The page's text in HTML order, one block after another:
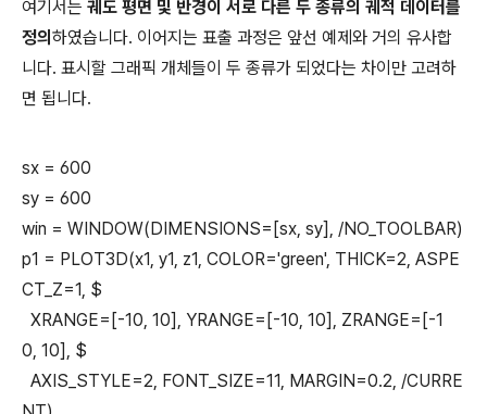
여기서는 궤도 평면 및 반경이 서로 다른 두 종류의 궤적 데이터를
정의 하였습니다. 이어지는 표출 과정은 앞선 예제와 거의 유사합
니다. 표시할 그래픽 개체들이 두 종류가 되었다는 차이만 고려하
면 됩니다.
sx = 600
sy = 600
win = WINDOW(DIMENSIONS=[sx, sy], /NO_TOOLBAR)
p1 = PLOT3D(x1, y1, z1, COLOR='green', THICK=2, ASPE
CT_Z=1, $
XRANGE=[-10, 10], YRANGE=[-10, 10], ZRANGE=[-1
0, 10], $
AXIS_STYLE=2, FONT_SIZE=11, MARGIN=0.2, /CURRE